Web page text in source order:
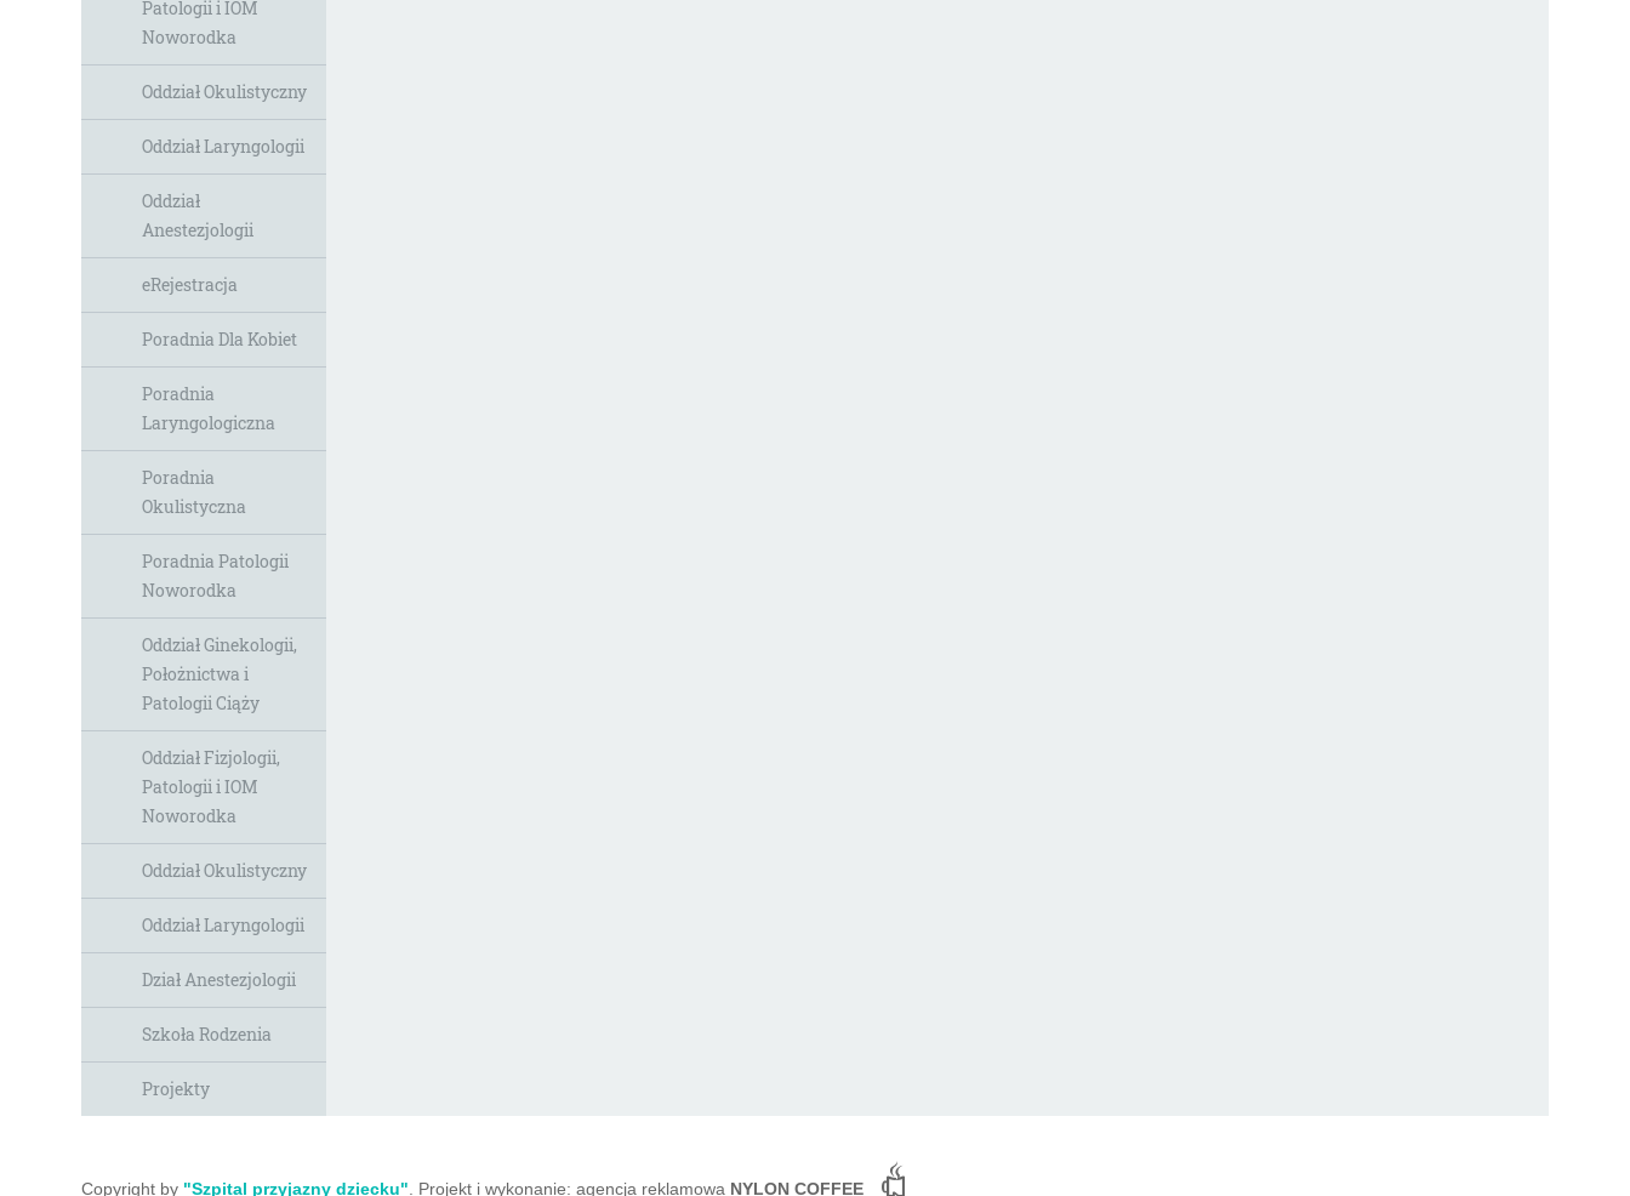
Patologii i IOM
Noworodka
Oddział Okulistyczny
Oddział Laryngologii
Oddział
Anestezjologii
eRejestracja
Poradnia Dla Kobiet
Poradnia
Laryngologiczna
Poradnia
Okulistyczna
Poradnia Patologii
Noworodka
Oddział Ginekologii,
Położnictwa i
Patologii Ciąży
Oddział Fizjologii,
Patologii i IOM
Noworodka
Oddział Okulistyczny
Oddział Laryngologii
Dział Anestezjologii
Szkoła Rodzenia
Projekty
Copyright by "Szpital przyjazny dziecku" . Projekt i wykonanie: agencja reklamowa NYLON COFFEE